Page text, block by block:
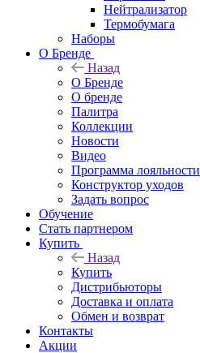
Нейтрализатор
Термобумага
Наборы
О Бренде
Назад
О Бренде
О бренде
Палитра
Коллекции
Новости
Видео
Программа лояльности
Конструктор уходов
Задать вопрос
Обучение
Стать партнером
Купить
Назад
Купить
Дистрибьюторы
Доставка и оплата
Обмен и возврат
Контакты
Акции